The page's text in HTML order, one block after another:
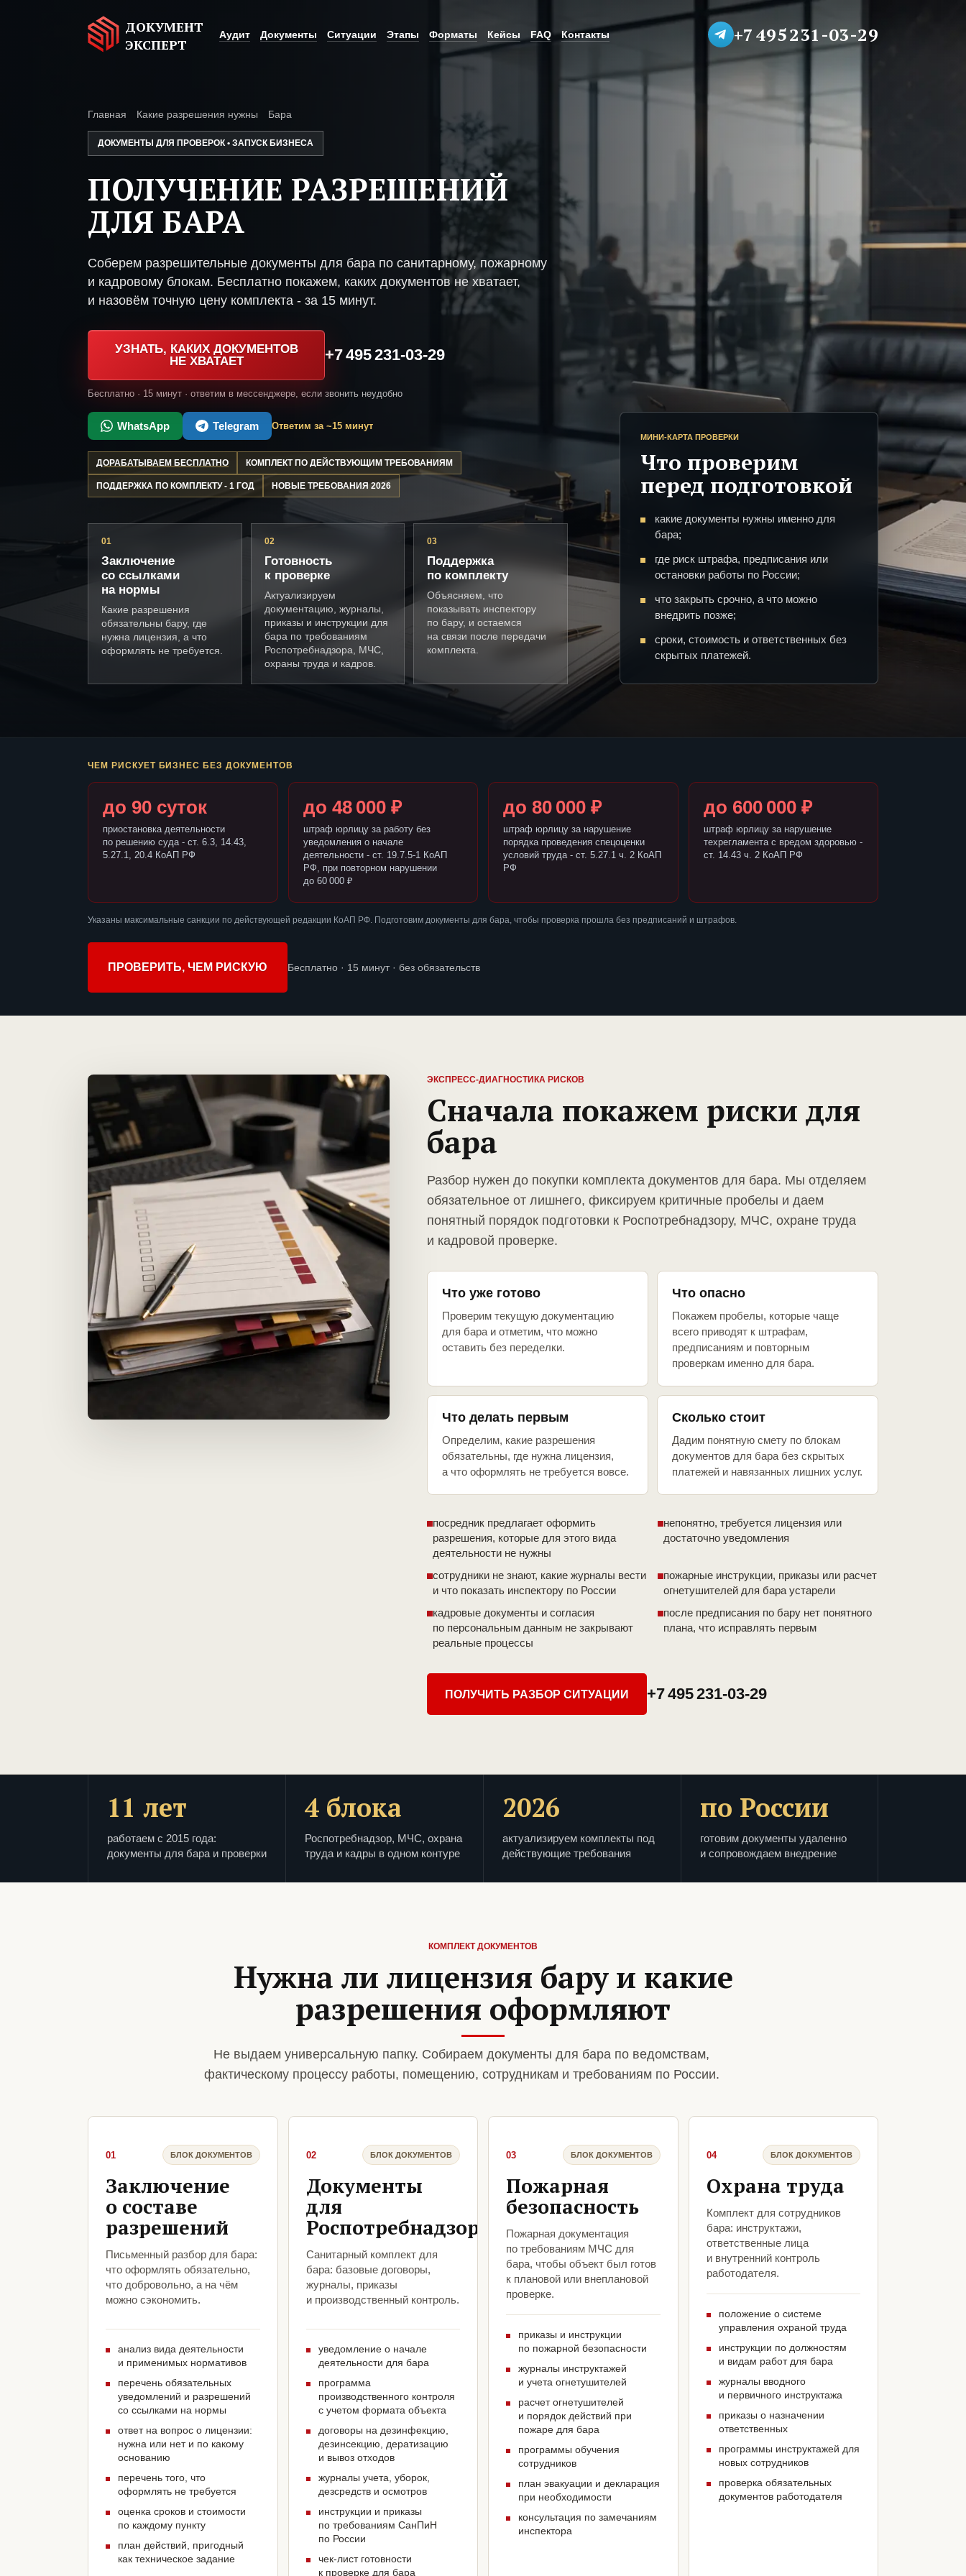
ДОКУМЕНТ
ЭКСПЕРТ
Аудит Документы Ситуации Этапы Форматы Кейсы FAQ Контакты +7 495 231-03-29
Главная Какие разрешения нужны Бара
ДОКУМЕНТЫ ДЛЯ ПРОВЕРОК • ЗАПУСК БИЗНЕСА
ПОЛУЧЕНИЕ РАЗРЕШЕНИЙ
ДЛЯ БАРА
Соберем разрешительные документы для бара по санитарному, пожарному
и кадровому блокам. Бесплатно покажем, каких документов не хватает,
и назовём точную цену комплекта - за 15 минут.
УЗНАТЬ, КАКИХ ДОКУМЕНТОВ
НЕ ХВАТАЕТ
+7 495 231-03-29
Бесплатно · 15 минут · ответим в мессенджере, если звонить неудобно
WhatsApp Telegram Ответим за ~15 минут
ДОРАБАТЫВАЕМ БЕСПЛАТНО КОМПЛЕКТ ПО ДЕЙСТВУЮЩИМ ТРЕБОВАНИЯМ
ПОДДЕРЖКА ПО КОМПЛЕКТУ - 1 ГОД НОВЫЕ ТРЕБОВАНИЯ 2026
01
Заключение
со ссылками
на нормы
Какие разрешения
обязательны бару, где
нужна лицензия, а что
оформлять не требуется.
02
Готовность
к проверке
Актуализируем
документацию, журналы,
приказы и инструкции для
бара по требованиям
Роспотребнадзора, МЧС,
охраны труда и кадров.
03
Поддержка
по комплекту
Объясняем, что
показывать инспектору
по бару, и остаемся
на связи после передачи
комплекта.
МИНИ-КАРТА ПРОВЕРКИ
Что проверим
перед подготовкой
какие документы нужны именно для
бара;
где риск штрафа, предписания или
остановки работы по России;
что закрыть срочно, а что можно
внедрить позже;
сроки, стоимость и ответственных без
скрытых платежей.
ЧЕМ РИСКУЕТ БИЗНЕС БЕЗ ДОКУМЕНТОВ
до 90 суток
приостановка деятельности
по решению суда - ст. 6.3, 14.43,
5.27.1, 20.4 КоАП РФ
до 48 000 ₽
штраф юрлицу за работу без
уведомления о начале
деятельности - ст. 19.7.5-1 КоАП
РФ, при повторном нарушении
до 60 000 ₽
до 80 000 ₽
штраф юрлицу за нарушение
порядка проведения спецоценки
условий труда - ст. 5.27.1 ч. 2 КоАП
РФ
до 600 000 ₽
штраф юрлицу за нарушение
техрегламента с вредом здоровью -
ст. 14.43 ч. 2 КоАП РФ
Указаны максимальные санкции по действующей редакции КоАП РФ. Подготовим документы для бара, чтобы проверка прошла без предписаний и штрафов.
ПРОВЕРИТЬ, ЧЕМ РИСКУЮ Бесплатно · 15 минут · без обязательств
ЭКСПРЕСС-ДИАГНОСТИКА РИСКОВ
Сначала покажем риски для
бара
Разбор нужен до покупки комплекта документов для бара. Мы отделяем
обязательное от лишнего, фиксируем критичные пробелы и даем
понятный порядок подготовки к Роспотребнадзору, МЧС, охране труда
и кадровой проверке.
Что уже готово
Проверим текущую документацию
для бара и отметим, что можно
оставить без переделки.
Что опасно
Покажем пробелы, которые чаще
всего приводят к штрафам,
предписаниям и повторным
проверкам именно для бара.
Что делать первым
Определим, какие разрешения
обязательны, где нужна лицензия,
а что оформлять не требуется вовсе.
Сколько стоит
Дадим понятную смету по блокам
документов для бара без скрытых
платежей и навязанных лишних услуг.
посредник предлагает оформить
разрешения, которые для этого вида
деятельности не нужны
непонятно, требуется лицензия или
достаточно уведомления
сотрудники не знают, какие журналы вести
и что показать инспектору по России
пожарные инструкции, приказы или расчет
огнетушителей для бара устарели
кадровые документы и согласия
по персональным данным не закрывают
реальные процессы
после предписания по бару нет понятного
плана, что исправлять первым
ПОЛУЧИТЬ РАЗБОР СИТУАЦИИ +7 495 231-03-29
11 лет
работаем с 2015 года:
документы для бара и проверки
4 блока
Роспотребнадзор, МЧС, охрана
труда и кадры в одном контуре
2026
актуализируем комплекты под
действующие требования
по России
готовим документы удаленно
и сопровождаем внедрение
КОМПЛЕКТ ДОКУМЕНТОВ
Нужна ли лицензия бару и какие
разрешения оформляют
Не выдаем универсальную папку. Собираем документы для бара по ведомствам,
фактическому процессу работы, помещению, сотрудникам и требованиям по России.
01 БЛОК ДОКУМЕНТОВ
Заключение
о составе
разрешений
Письменный разбор для бара:
что оформлять обязательно,
что добровольно, а на чём
можно сэкономить.
анализ вида деятельности
и применимых нормативов
перечень обязательных
уведомлений и разрешений
со ссылками на нормы
ответ на вопрос о лицензии:
нужна или нет и по какому
основанию
перечень того, что
оформлять не требуется
оценка сроков и стоимости
по каждому пункту
план действий, пригодный
как техническое задание
02 БЛОК ДОКУМЕНТОВ
Документы
для
Роспотребнадзора
Санитарный комплект для
бара: базовые договоры,
журналы, приказы
и производственный контроль.
уведомление о начале
деятельности для бара
программа
производственного контроля
с учетом формата объекта
договоры на дезинфекцию,
дезинсекцию, дератизацию
и вывоз отходов
журналы учета, уборок,
дезсредств и осмотров
инструкции и приказы
по требованиям СанПиН
по России
чек-лист готовности
к проверке для бара
03 БЛОК ДОКУМЕНТОВ
Пожарная
безопасность
Пожарная документация
по требованиям МЧС для
бара, чтобы объект был готов
к плановой или внеплановой
проверке.
приказы и инструкции
по пожарной безопасности
журналы инструктажей
и учета огнетушителей
расчет огнетушителей
и порядок действий при
пожаре для бара
программы обучения
сотрудников
план эвакуации и декларация
при необходимости
консультация по замечаниям
инспектора
04 БЛОК ДОКУМЕНТОВ
Охрана труда
Комплект для сотрудников
бара: инструктажи,
ответственные лица
и внутренний контроль
работодателя.
положение о системе
управления охраной труда
инструкции по должностям
и видам работ для бара
журналы вводного
и первичного инструктажа
приказы о назначении
ответственных
программы инструктажей для
новых сотрудников
проверка обязательных
документов работодателя